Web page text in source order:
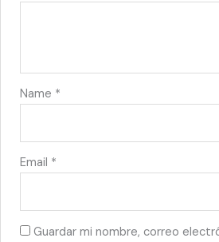
Name *
Email *
Guardar mi nombre, correo